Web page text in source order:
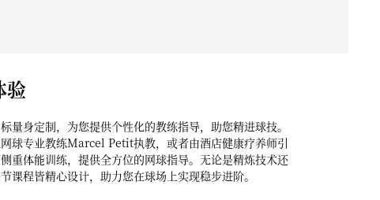
验
量身定制，为您提供个性化的教练指导，助您精进球技。
球专业教练Marcel Petit执教，或者由酒店健康疗养师引
重体能训练，提供全方位的网球指导。无论是精炼技术还
课程皆精心设计，助力您在球场上实现稳步进阶。